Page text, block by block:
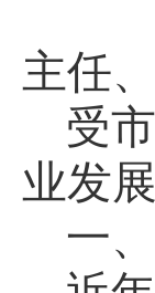
主任
受
业发
一